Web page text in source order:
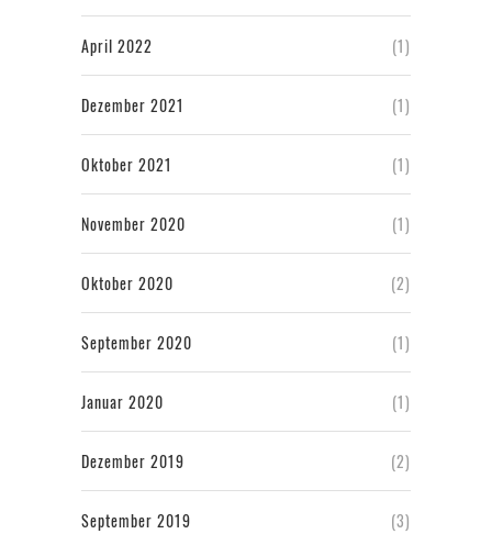
April 2022 (1)
Dezember 2021 (1)
Oktober 2021 (1)
November 2020 (1)
Oktober 2020 (2)
September 2020 (1)
Januar 2020 (1)
Dezember 2019 (2)
September 2019 (3)